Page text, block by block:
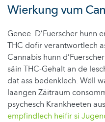
Wierkung vum
Genee. D’Fuerscher hunn
THC dofir verantwortlech
Cannabis hunn
säin THC-Gehalt an de
dat ass bedenklech. Wëll
laangen Zäitraum
psychesch Krankheeten
empfindlech heifir si